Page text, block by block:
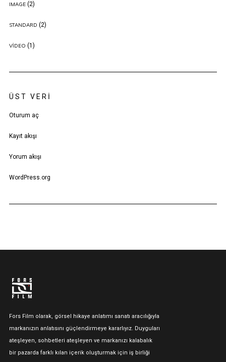
IMAGE(2)
STANDARD (2)
VIDEO (1)
ÜST VERI
Oturum aç
Kayıt akışı
Yorum akışı
WordPress.org
Fors Film olarak, görsel hikaye anlatımı sanatı aracılığıyla
markanızın anlatısını güçlendirmeye kararlıyız. Duyguları
ateşleyen, sohbetleri ateşleyen ve markanızı kalabalık
bir pazarda farklı kılan içerik oluşturmak için iş birliği